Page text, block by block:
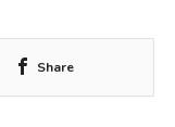
Share